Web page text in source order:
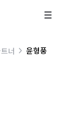
너 윤형풍